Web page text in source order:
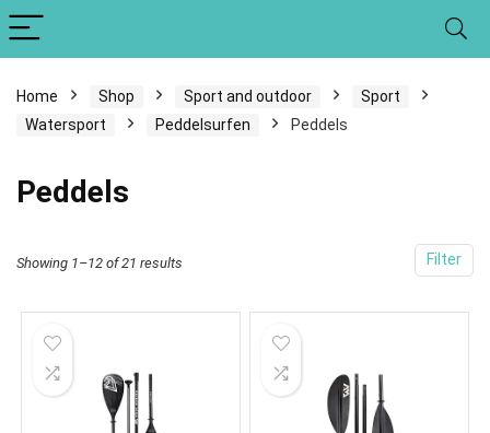
Home Shop Sport and outdoor
Sport
Watersport
Peddelsurfen Peddels
Peddels
Filter
Showing 1–12 of 21 results